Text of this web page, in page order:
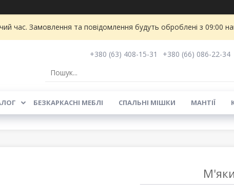
час. Замовлення та повідомлення будуть оброблені з 09:00
+380 (63) 408-15-31
+380 (66) 086-22-34
БЕЗКАРКАСНІ МЕБЛІ СПАЛЬНІ МІШКИ МАНТІЇ